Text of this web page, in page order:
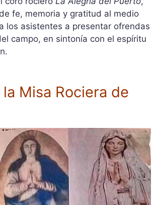
fe, memoria y gratitud al medio
los asistentes a presentar ofrendas
campo, en sintonía con el espíritu
Misa Rociera de